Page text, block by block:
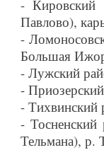
- Кировский
Павлово),
-
Большая
- Лужский
-
- Тихвинский
-
Тельмана), р.